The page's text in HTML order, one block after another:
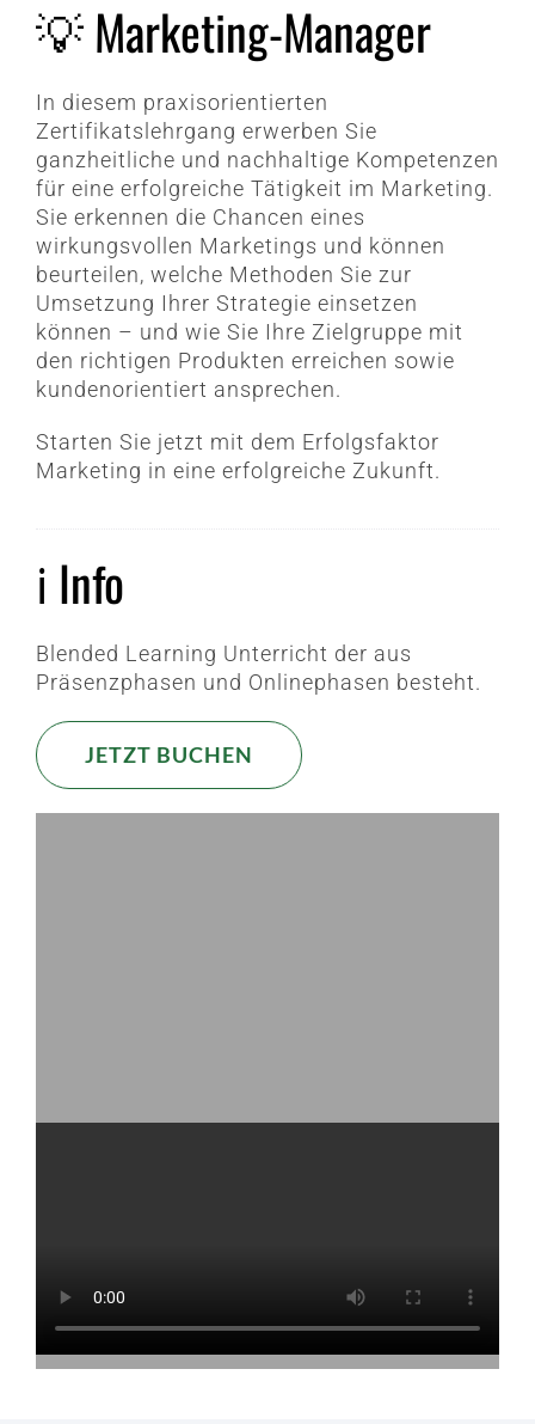
💡 Marketing-Manager
In diesem praxisorientierten
Zertifikatslehrgang erwerben Sie
ganzheitliche und nachhaltige Kompetenzen
für eine erfolgreiche Tätigkeit im Marketing.
Sie erkennen die Chancen eines
wirkungsvollen Marketings und können
beurteilen, welche Methoden Sie zur
Umsetzung Ihrer Strategie einsetzen
können – und wie Sie Ihre Zielgruppe mit
den richtigen Produkten erreichen sowie
kundenorientiert ansprechen.
Starten Sie jetzt mit dem Erfolgsfaktor
Marketing in eine erfolgreiche Zukunft.
ℹ️ Info
Blended Learning Unterricht der aus
Präsenzphasen und Onlinephasen besteht.
JETZT BUCHEN